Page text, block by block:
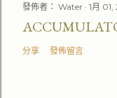
發佈者： Water 1月
分享 發佈留言